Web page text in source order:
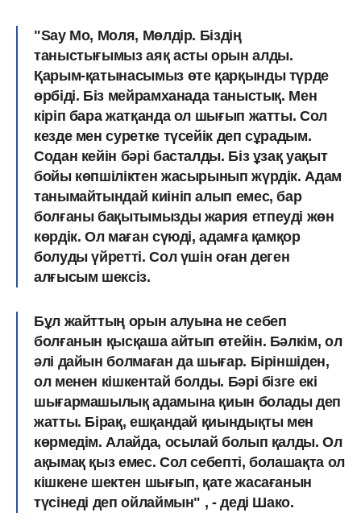
"Say Mo, Моля, Мөлдір. Біздің
таныстығымыз аяқ асты орын алды.
Қарым-қатынасымыз өте қарқынды түрде
өрбіді. Біз мейрамханада таныстық. Мен
кіріп бара жатқанда ол шығып жатты. Сол
кезде мен суретке түсейік деп сұрадым.
Содан кейін бәрі басталды. Біз ұзақ уақыт
бойы көпшіліктен жасырынып жүрдік. Адам
танымайтындай киініп алып емес, бар
болғаны бақытымызды жария етпеуді жөн
көрдік. Ол маған сүюді, адамға қамқор
болуды үйретті. Сол үшін оған деген
алғысым шексіз.
Бұл жайттың орын алуына не себеп
болғанын қысқаша айтып өтейін. Бәлкім, ол
әлі дайын болмаған да шығар. Біріншіден,
ол менен кішкентай болды. Бәрі бізге екі
шығармашылық адамына қиын болады деп
жатты. Бірақ, ешқандай қиындықты мен
көрмедім. Алайда, осылай болып қалды. Ол
ақымақ қыз емес. Сол себепті, болашақта ол
кішкене шектен шығып, қате жасағанын
түсінеді деп ойлаймын" , - деді Шако.